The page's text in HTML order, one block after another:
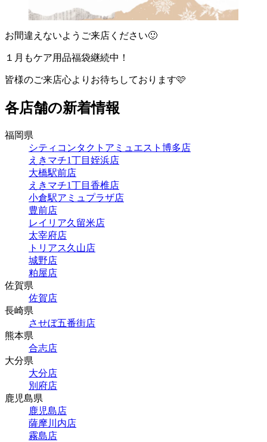
お間違えないようご来店ください🙂
１月もケア用品福袋継続中！
皆様のご来店心よりお待ちしております🩷
各店舗の新着情報
福岡県
シティコンタクトアミュエスト博多店
えきマチ1丁目姪浜店
大橋駅前店
えきマチ1丁目香椎店
小倉駅アミュプラザ店
豊前店
レイリア久留米店
太宰府店
トリアス久山店
城野店
粕屋店
佐賀県
佐賀店
長崎県
させぼ五番街店
熊本県
合志店
大分県
大分店
別府店
鹿児島県
鹿児島店
薩摩川内店
霧島店